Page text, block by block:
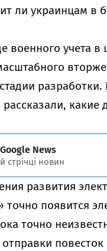
ли украинцам
военного учета
какие
News
стрічці новин
развития
появится
точно
повесток